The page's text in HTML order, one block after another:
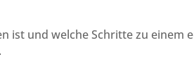
ist und welche Schritte zu einem